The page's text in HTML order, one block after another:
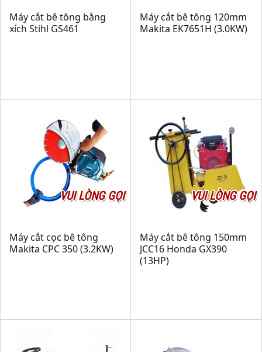
Máy cắt bê tông bằng
xích Stihl GS461
Máy cắt bê tông 120mm
Makita EK7651H (3.0KW)
VUI LÒNG GỌI
Máy cắt cọc bê tông
Makita CPC 350 (3.2KW)
VUI LÒNG GỌI
Máy cắt bê tông 150mm
JCC16 Honda GX390
(13HP)